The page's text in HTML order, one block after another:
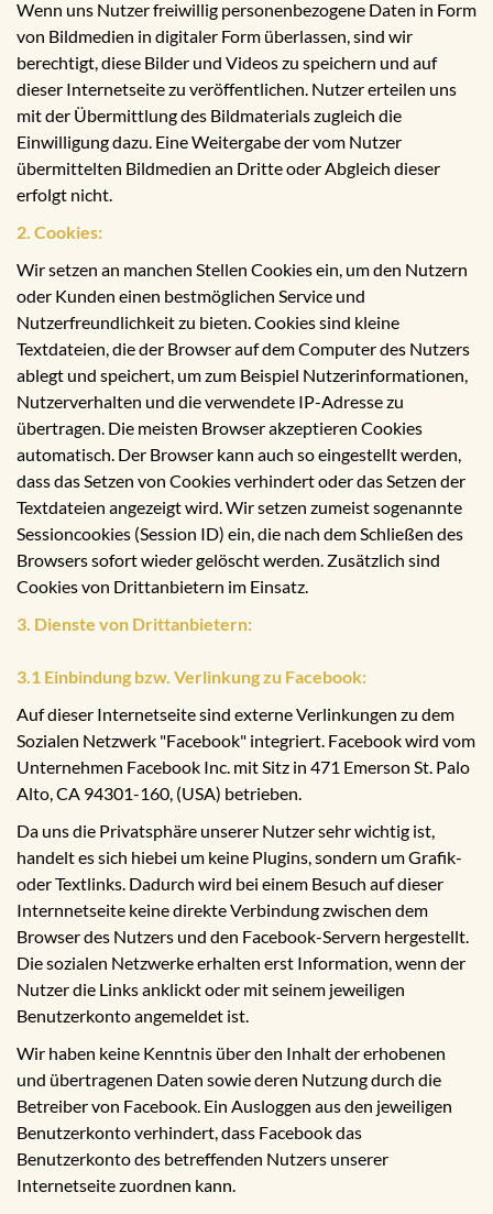
Wenn uns Nutzer freiwillig personenbezogene Daten in Form
von Bildmedien in digitaler Form überlassen, sind wir
berechtigt, diese Bilder und Videos zu speichern und auf
dieser Internetseite zu veröffentlichen. Nutzer erteilen uns
mit der Übermittlung des Bildmaterials zugleich die
Einwilligung dazu. Eine Weitergabe der vom Nutzer
übermittelten Bildmedien an Dritte oder Abgleich dieser
erfolgt nicht.
2. Cookies:
Wir setzen an manchen Stellen Cookies ein, um den Nutzern
oder Kunden einen bestmöglichen Service und
Nutzerfreundlichkeit zu bieten. Cookies sind kleine
Textdateien, die der Browser auf dem Computer des Nutzers
ablegt und speichert, um zum Beispiel Nutzerinformationen,
Nutzerverhalten und die verwendete IP-Adresse zu
übertragen. Die meisten Browser akzeptieren Cookies
automatisch. Der Browser kann auch so eingestellt werden,
dass das Setzen von Cookies verhindert oder das Setzen der
Textdateien angezeigt wird. Wir setzen zumeist sogenannte
Sessioncookies (Session ID) ein, die nach dem Schließen des
Browsers sofort wieder gelöscht werden. Zusätzlich sind
Cookies von Drittanbietern im Einsatz.
3. Dienste von Drittanbietern:
3.1 Einbindung bzw. Verlinkung zu Facebook:
Auf dieser Internetseite sind externe Verlinkungen zu dem
Sozialen Netzwerk "Facebook" integriert. Facebook wird vom
Unternehmen Facebook Inc. mit Sitz in 471 Emerson St. Palo
Alto, CA 94301-160, (USA) betrieben.
Da uns die Privatsphäre unserer Nutzer sehr wichtig ist,
handelt es sich hiebei um keine Plugins, sondern um Grafik-
oder Textlinks. Dadurch wird bei einem Besuch auf dieser
Internnetseite keine direkte Verbindung zwischen dem
Browser des Nutzers und den Facebook-Servern hergestellt.
Die sozialen Netzwerke erhalten erst Information, wenn der
Nutzer die Links anklickt oder mit seinem jeweiligen
Benutzerkonto angemeldet ist.
Wir haben keine Kenntnis über den Inhalt der erhobenen
und übertragenen Daten sowie deren Nutzung durch die
Betreiber von Facebook. Ein Ausloggen aus den jeweiligen
Benutzerkonto verhindert, dass Facebook das
Benutzerkonto des betreffenden Nutzers unserer
Internetseite zuordnen kann.